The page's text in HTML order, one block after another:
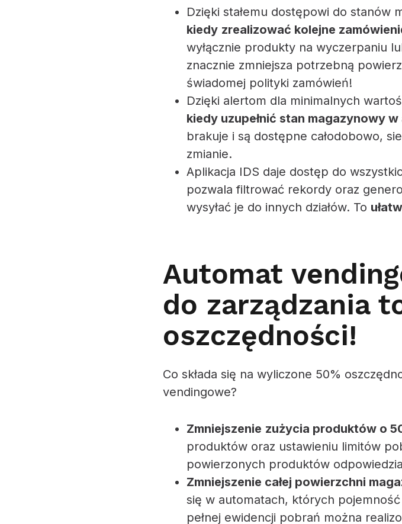
Dzięki stałemu dostępowi do stanów
kiedy zrealizować kolejne
wyłącznie produkty na wyczerpaniu
znacznie zmniejsza potrzebną
świadomej polityki zamówień!
Dzięki alertom dla minimalnych
kiedy uzupełnić stan magazynowy
brakuje i są dostępne całodobowo,
zmianie.
Aplikacja IDS daje dostęp do
pozwala filtrować rekordy oraz
wysyłać je do innych działów. To
Automat
do zarządzania
oszczędności!
Co składa się na wyliczone 50%
vendingowe?
Zmniejszenie zużycia produktów o
produktów oraz ustawieniu limitów
powierzonych produktów
Zmniejszenie całej powierzchni
się w automatach, których
pełnej ewidencji pobrań można